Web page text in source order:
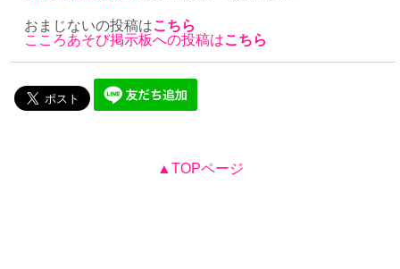
おまじないの投稿はこちら
こころあそび掲示板への投稿はこちら
▲TOPページ